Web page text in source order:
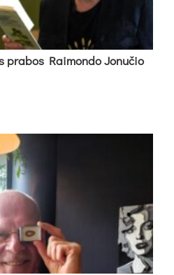
pra­bos Rai­mon­do Jo­nu­čio